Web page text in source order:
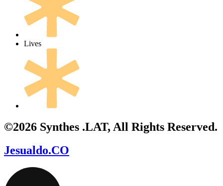
Lives
©2026 Synthes .LAT, All Rights Reserved.
Jesualdo.CO